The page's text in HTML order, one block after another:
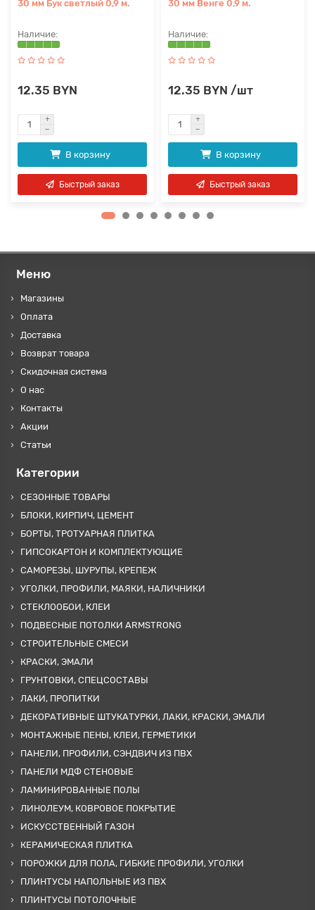
30 мм Бук светлый 0,9 м.
12.35 BYN
В корзину
Быстрый заказ
30 мм Венге 0,9 м.
12.35 BYN /шт
В корзину
Быстрый заказ
Меню
Магазины
Оплата
Доставка
Возврат товара
Скидочная система
О нас
Контакты
Акции
Статьи
Категории
СЕЗОННЫЕ ТОВАРЫ
БЛОКИ, КИРПИЧ, ЦЕМЕНТ
БОРТЫ, ТРОТУАРНАЯ ПЛИТКА
ГИПСОКАРТОН И КОМПЛЕКТУЮЩИЕ
САМОРЕЗЫ, ШУРУПЫ, КРЕПЕЖ
УГОЛКИ, ПРОФИЛИ, МАЯКИ, НАЛИЧНИКИ
СТЕКЛООБОИ, КЛЕИ
ПОДВЕСНЫЕ ПОТОЛКИ ARMSTRONG
СТРОИТЕЛЬНЫЕ СМЕСИ
КРАСКИ, ЭМАЛИ
ГРУНТОВКИ, СПЕЦСОСТАВЫ
ЛАКИ, ПРОПИТКИ
ДЕКОРАТИВНЫЕ ШТУКАТУРКИ, ЛАКИ, КРАСКИ, ЭМАЛИ
МОНТАЖНЫЕ ПЕНЫ, КЛЕИ, ГЕРМЕТИКИ
ПАНЕЛИ, ПРОФИЛИ, СЭНДВИЧ ИЗ ПВХ
ПАНЕЛИ МДФ СТЕНОВЫЕ
ЛАМИНИРОВАННЫЕ ПОЛЫ
ЛИНОЛЕУМ, КОВРОВОЕ ПОКРЫТИЕ
ИСКУССТВЕННЫЙ ГАЗОН
КЕРАМИЧЕСКАЯ ПЛИТКА
ПОРОЖКИ ДЛЯ ПОЛА, ГИБКИЕ ПРОФИЛИ, УГОЛКИ
ПЛИНТУСЫ НАПОЛЬНЫЕ ИЗ ПВХ
ПЛИНТУСЫ ПОТОЛОЧНЫЕ